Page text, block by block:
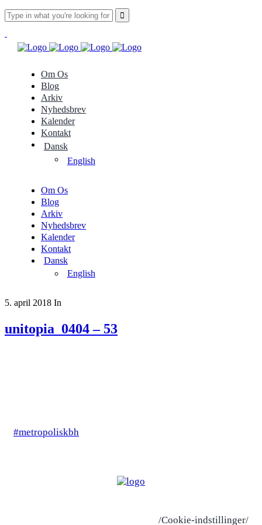
Om Os
Blog
Arkiv
Nyhedsbrev
Kalender
Kontakt
Dansk
English
Om Os
Blog
Arkiv
Nyhedsbrev
Kalender
Kontakt
Dansk
English
5. april 2018 In
unitopia_0404 – 53
#metropoliskbh
/Cookie-indstillinger/